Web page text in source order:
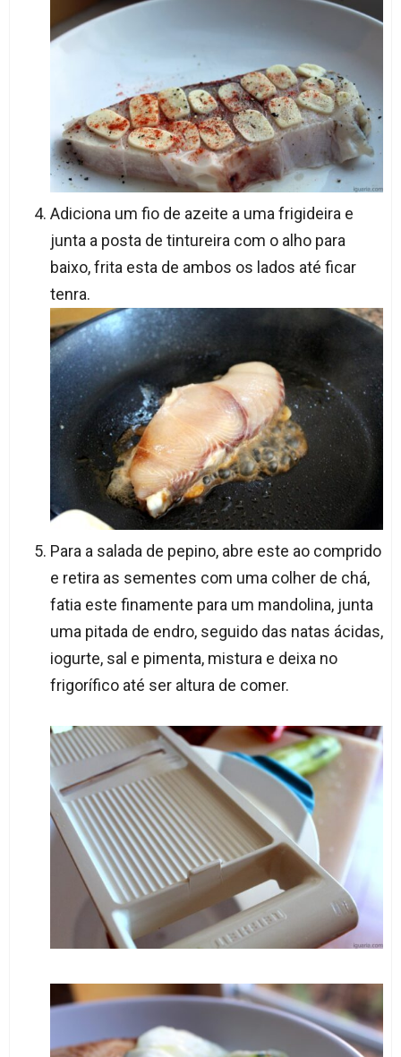
Adiciona um fio de azeite a uma frigideira e
junta a posta de tintureira com o alho para
baixo, frita esta de ambos os lados até ficar
tenra.
Para a salada de pepino, abre este ao comprido
e retira as sementes com uma colher de chá,
fatia este finamente para um mandolina, junta
uma pitada de endro, seguido das natas ácidas,
iogurte, sal e pimenta, mistura e deixa no
frigorífico até ser altura de comer.